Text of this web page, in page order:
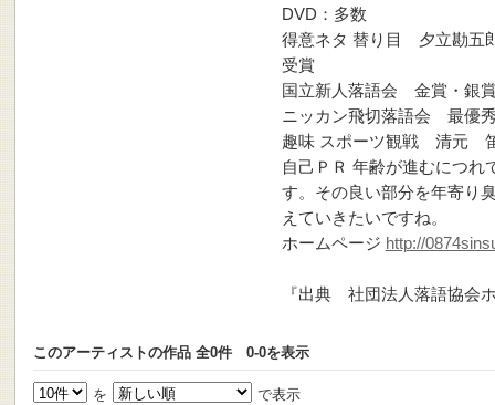
DVD：多数
得意ネタ 替り目 夕立勘五
受賞
国立新人落語会 金賞・銀
ニッカン飛切落語会 最優
趣味 スポーツ観戦 清元
自己ＰＲ 年齢が進むにつれ
す。その良い部分を年寄り
えていきたいですね。
ホームページ http://
『出典 社団法人落語協会
このアーティストの作品 全0件 0-0を表示
を で表示